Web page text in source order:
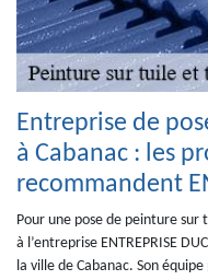
Entreprise de
à Cabanac : les
recommandent
Pour une pose de peinture sur
à l’entreprise ENTREPRISE
la ville de Cabanac. Son